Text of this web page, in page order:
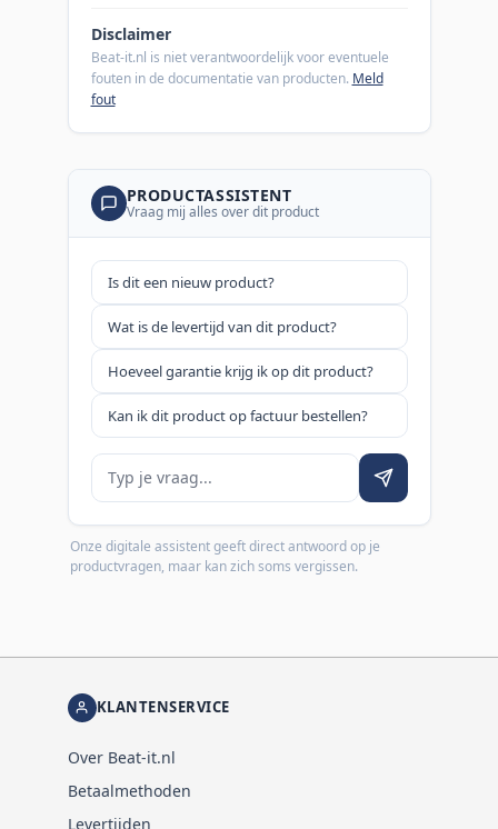
Disclaimer
Beat-it.nl is niet verantwoordelijk voor eventuele
fouten in de documentatie van producten. Meld
fout
PRODUCTASSISTENT
Vraag mij alles over dit product
Is dit een nieuw product?
Wat is de levertijd van dit product?
Hoeveel garantie krijg ik op dit product?
Kan ik dit product op factuur bestellen?
Je vraag
Onze digitale assistent geeft direct antwoord op je
productvragen, maar kan zich soms vergissen.
KLANTENSERVICE
Over Beat-it.nl
Betaalmethoden
Levertijden